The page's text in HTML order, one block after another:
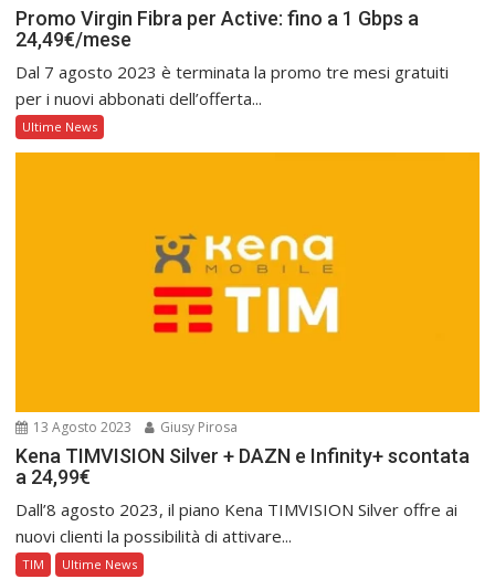
Promo Virgin Fibra per Active: fino a 1 Gbps a
24,49€/mese
Dal 7 agosto 2023 è terminata la promo tre mesi gratuiti
per i nuovi abbonati dell’offerta...
Ultime News
13 Agosto 2023 Giusy Pirosa
Kena TIMVISION Silver + DAZN e Infinity+ scontata
a 24,99€
Dall’8 agosto 2023, il piano Kena TIMVISION Silver offre ai
nuovi clienti la possibilità di attivare...
TIM Ultime News